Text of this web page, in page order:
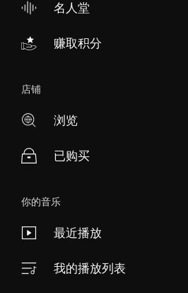
名人堂
赚取积分
店铺
浏览
已购买
你的音乐
最近播放
我的播放列表